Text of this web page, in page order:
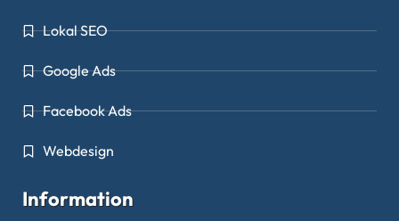
Lokal SEO
Google Ads
Facebook Ads
Webdesign
Information